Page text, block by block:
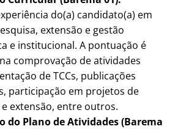
do(a) candidato(a) em
extensão e gestão
e institucional. A pontuação é
comprovação de atividades
de TCCs, publicações
participação em projetos de
extensão, entre outros.
do Plano de Atividades (Barema